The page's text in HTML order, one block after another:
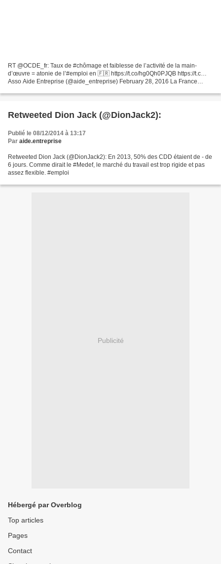
RT @OCDE_fr: Taux de #chômage et faiblesse de l’activité de la main-
d’œuvre = atonie de l’#emploi en 🇫🇷 https://t.co/hg0Qh0PJQB https://t.c…
Asso Aide Entreprise (@aide_entreprise) February 28, 2016 La France
Retweeted Dion Jack (@DionJack2):
Publié le 08/12/2014 à 13:17
Par aide.entreprise
Retweeted Dion Jack (@DionJack2): En 2013, 50% des CDD étaient de - de
6 jours. Comme dirait le #Medef, le marché du travail est trop rigide et pas
assez flexible. #emploi
Publicité
Hébergé par Overblog
Top articles
Pages
Contact